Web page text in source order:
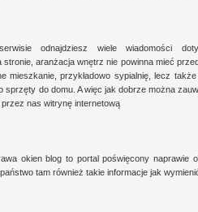
odnajdziesz wiele wiadomości
aranżacja wnętrz nie powinna mieć
mieszkanie, przykładowo sypialnię, lecz
do domu. A więc jak dobrze można
nas witrynę internetową
okien blog to portal poświęcony naprawie
tam również takie informacje jak